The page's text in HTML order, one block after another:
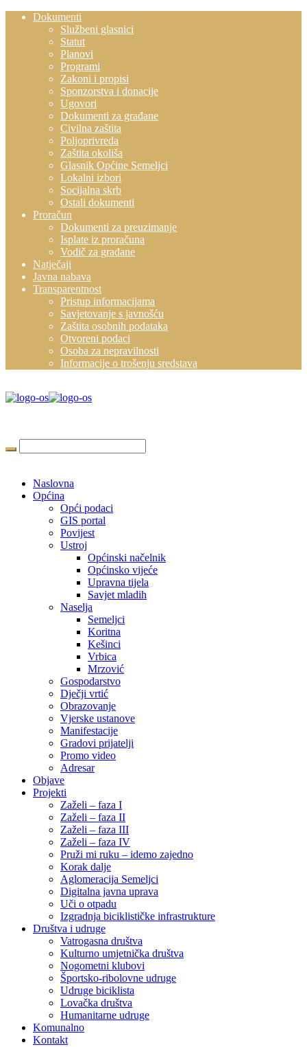
Dokumenti
Službeni glasnici
Statut
Planovi
Programi
Zakoni i propisi
Sponzorstva i donacije
Ugovori
Dokumenti za građane
Civilna zaštita
Poljoprivreda
Zaštita okoliša
Glasnik Općine Semeljci
Lokalni izbori
Socijalna skrb
Ostali dokumenti
Proračun
Dokumenti za preuzimanje
Isplate iz proračuna
Vodič za građane
Natječaji
Javna nabava
Transparentnost
Pristup informacijama
Savjetovanje s javnošću
Zaštita osobnih podataka
Otvoreni podaci
Osoba za nepravilnosti
Informacije o trošenju sredstava
Naslovna
Općina
Opći podaci
GIS portal
Povijest
Ustroj
Općinski načelnik
Općinsko vijeće
Upravna tijela
Savjet mladih
Naselja
Semeljci
Koritna
Kešinci
Vrbica
Mrzović
Gospodarstvo
Dječji vrtić
Obrazovanje
Vjerske ustanove
Manifestacije
Gradovi prijatelji
Promo video
Adresar
Objave
Projekti
Zaželi – faza I
Zaželi – faza II
Zaželi – faza III
Zaželi – faza IV
Pruži mi ruku – idemo zajedno
Korak dalje
Aglomeracija Semeljci
Digitalna javna uprava
Uči o otpadu
Izgradnja biciklističke infrastrukture
Društva i udruge
Vatrogasna društva
Kulturno umjetnička društva
Nogometni klubovi
Športsko-ribolovne udruge
Udruge biciklista
Lovačka društva
Humanitarne udruge
Komunalno
Kontakt